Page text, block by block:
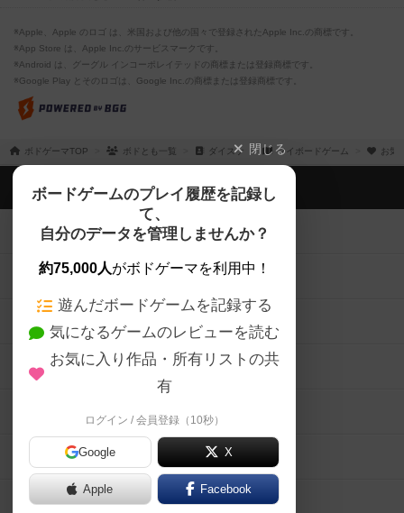
※Apple、Apple のロゴ は、米国および他の国々で登録されたApple Inc.の商標です。
※App Store は、Apple Inc.のサービスマークです。
※Android は、グーグル インコーポレイテッドの商標または登録商標です。
※Google Play とそのロゴは、Google Inc.の商標または登録商標です。
ボドゲーマTOP ボドとも一覧 ダイスケ マイボードゲーム お気
閉じる
ボードゲームのプレイ履歴を記録し
て、
自分のデータを管理しませんか？
約75,000人がボドゲーマを利用中！
遊んだボードゲームを記録する
気になるゲームのレビューを読む
お気に入り作品・所有リストの共
有
ログイン / 会員登録（10秒）
Google X
Apple Facebook
ボドゲーマTOP
ボードゲームを検索する
ボードゲームの新着レビュー
ボードゲーム会情報
メカニクス特集
掲示板・トピックス
ボドとも・会員一覧
ボードゲーム業界コラム